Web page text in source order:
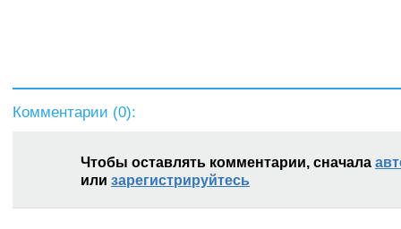
Комментарии (0):
Чтобы оставлять комментарии, сначала
или зарегистрируйтесь